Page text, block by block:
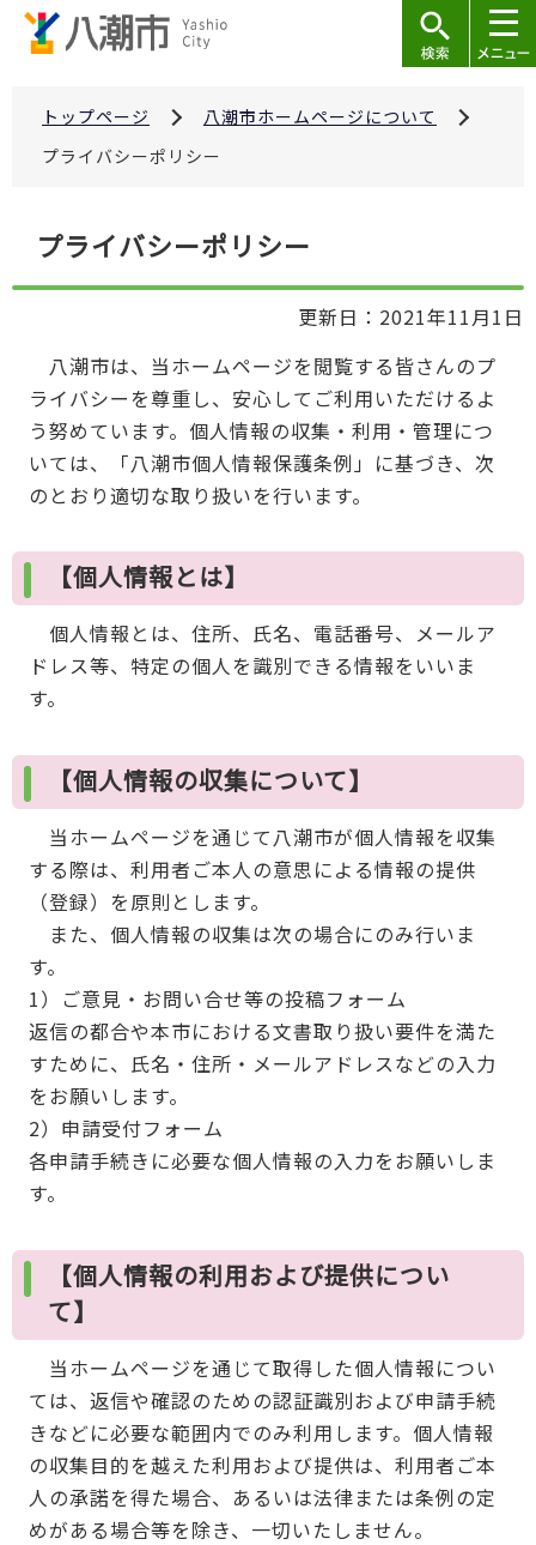
トップページ
八潮市ホームページについて
プライバシーポリシー
こ
プライバシーポリシー
更新日：2021年11月1日
八潮市は、当ホームページを閲覧する皆さんのプ
ライバシーを尊重し、安心してご利用いただけるよ
う努めています。個人情報の収集・利用・管理につ
いては、「八潮市個人情報保護条例」に基づき、次
のとおり適切な取り扱いを行います。
【個人情報とは】
個人情報とは、住所、氏名、電話番号、メールア
ドレス等、特定の個人を識別できる情報をいいま
す。
【個人情報の収集について】
当ホームページを通じて八潮市が個人情報を収集
する際は、利用者ご本人の意思による情報の提供
（登録）を原則とします。
また、個人情報の収集は次の場合にのみ行いま
す。
1）ご意見・お問い合せ等の投稿フォーム
返信の都合や本市における文書取り扱い要件を満た
すために、氏名・住所・メールアドレスなどの入力
をお願いします。
2）申請受付フォーム
各申請手続きに必要な個人情報の入力をお願いしま
す。
【個人情報の利用および提供につい
て】
当ホームページを通じて取得した個人情報につい
ては、返信や確認のための認証識別および申請手続
きなどに必要な範囲内でのみ利用します。個人情報
の収集目的を越えた利用および提供は、利用者ご本
人の承諾を得た場合、あるいは法律または条例の定
めがある場合等を除き、一切いたしません。